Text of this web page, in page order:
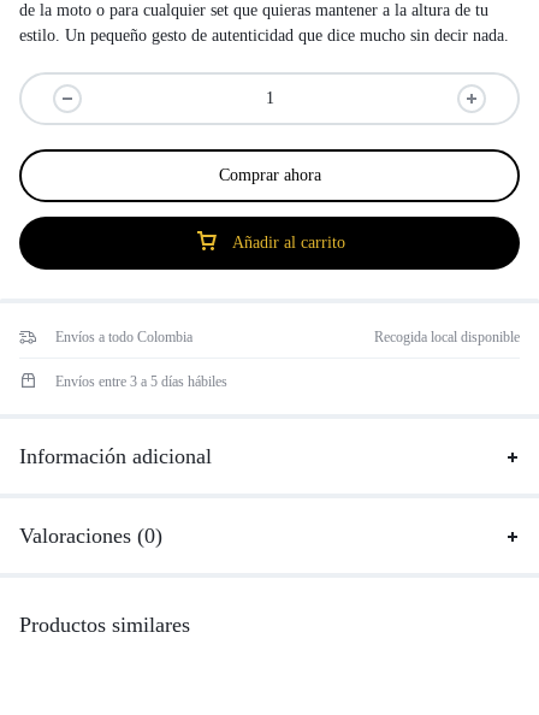
de la moto o para cualquier set que quieras mantener a la altura de tu
estilo. Un pequeño gesto de autenticidad que dice mucho sin decir nada.
Añadir al carrito
Comprar ahora
Envíos a todo Colombia Recogida local disponible
Envíos entre 3 a 5 días hábiles
Información adicional
Valoraciones (0)
Productos similares